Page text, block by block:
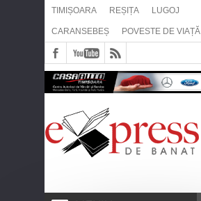
TIMIȘOARA REȘIȚA LUGOJ
CARANSEBEȘ POVESTE DE VIAȚĂ